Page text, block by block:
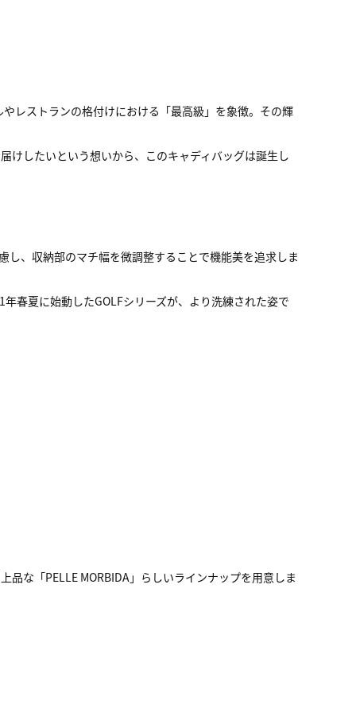
レストランの格付けにおける「最高級」を象徴。その輝
けしたいという想いから、このキャディバッグは誕生し
し、収納部のマチ幅を微調整することで機能美を追求しま
春夏に始動したGOLFシリーズが、より洗練された姿で
な「PELLE MORBIDA」らしいラインナップを用意しま